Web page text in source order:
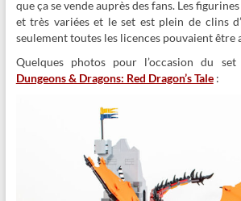
que ça se vende auprès des fans. Les
et très variées et le set est plein de clins
seulement toutes les licences pouvaient être
Quelques photos pour l’occasion du set
Dungeons & Dragons: Red Dragon’s Tale: